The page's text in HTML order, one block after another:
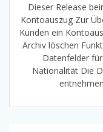
Dieser Release
Kontoauszug Zur
Kunden ein
Archiv löschen
Datenfelder
Nationalität Die